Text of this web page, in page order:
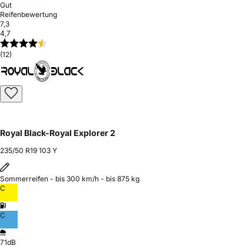
Gut
Reifenbewertung
7,3
4,7
(12)
Royal Black-Royal Explorer 2
235/50 R19 103 Y
Sommerreifen - bis 300 km/h - bis 875 kg
C
C
71dB